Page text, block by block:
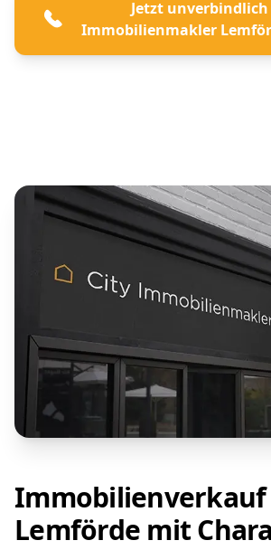
Jetzt
Immobilienmakler
lassen
Immobilienverkauf
Lemförde mit